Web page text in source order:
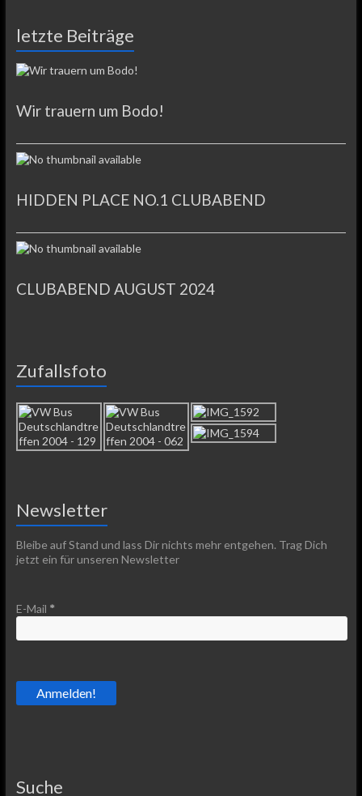
letzte Beiträge
Wir trauern um Bodo!
HIDDEN PLACE NO.1 CLUBABEND
CLUBABEND AUGUST 2024
Zufallsfoto
Newsletter
Bleibe auf Stand und lass Dir nichts mehr entgehen. Trag Dich
jetzt ein für unseren Newsletter
E-Mail *
Suche